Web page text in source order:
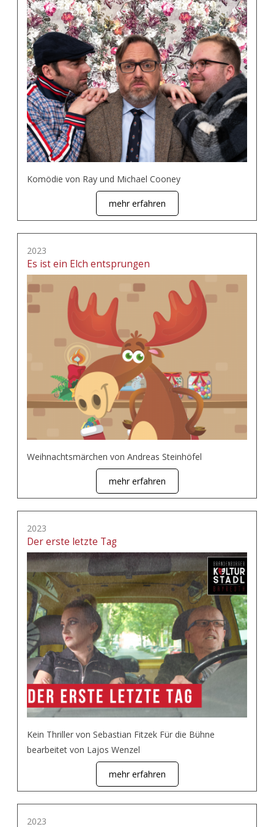
Komödie von Ray und Michael Cooney
mehr erfahren
2023
Es ist ein Elch entsprungen
Weihnachtsmärchen von Andreas Steinhöfel
mehr erfahren
2023
Der erste letzte Tag
Kein Thriller von Sebastian Fitzek Für die Bühne
bearbeitet von Lajos Wenzel
mehr erfahren
2023